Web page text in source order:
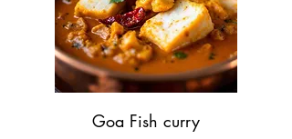
Goa Fish curry